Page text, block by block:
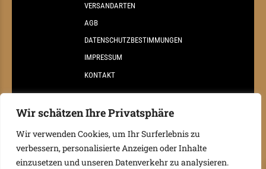
Wir schätzen Ihre Privatsphäre
Wir verwenden Cookies, um Ihr Surferlebnis zu
verbessern, personalisierte Anzeigen oder Inhalte
einzusetzen und unseren Datenverkehr zu analysieren.
VERSANDARTEN
AGB
DATENSCHUTZBESTIMMUNGEN
IMPRESSUM
KONTAKT